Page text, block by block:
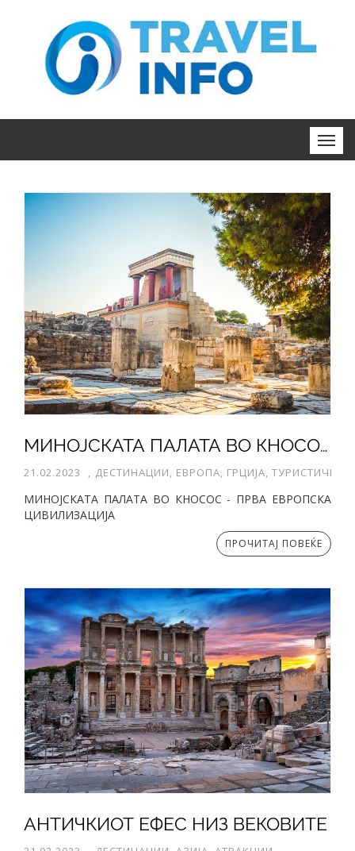
МИНОЈСКАТА ПАЛАТА ВО КНОСОС - ПРВА ЕВРОПСКА ЦИВИЛИЗАЦИЈА
21.02.2023 , ДЕСТИНАЦИИ, ЕВРОПА, ГРЦИЈА, ТУРИСТИЧКИ
МИНОЈСКАТА ПАЛАТА ВО КНОСОС - ПРВА ЕВРОПСКА
ЦИВИЛИЗАЦИЈА
ПРОЧИТАЈ ПОВЕЌЕ
АНТИЧКИОТ ЕФЕС НИЗ ВЕКОВИТЕ